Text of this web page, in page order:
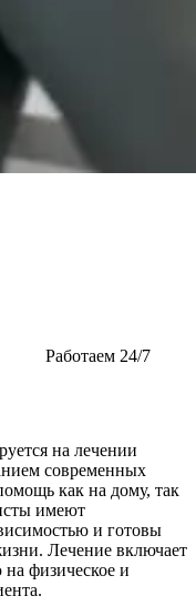
Работаем 24/7
на лечении
современных
как на дому, так
имеют
и готовы
Лечение включает
физическое и